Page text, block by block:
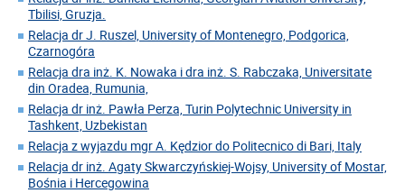
Tbilisi, Gruzja.
Relacja dr J. Ruszel, University of Montenegro, Podgorica,
Czarnogóra
Relacja dra inż. K. Nowaka i dra inż. S. Rabczaka, Universitate
din Oradea, Rumunia,
Relacja dr inż. Pawła Perza, Turin Polytechnic University in
Tashkent, Uzbekistan
Relacja z wyjazdu mgr A. Kędzior do Politecnico di Bari, Italy
Relacja dr inż. Agaty Skwarczyńskiej-Wojsy, University of Mostar,
Bośnia i Hercegowina